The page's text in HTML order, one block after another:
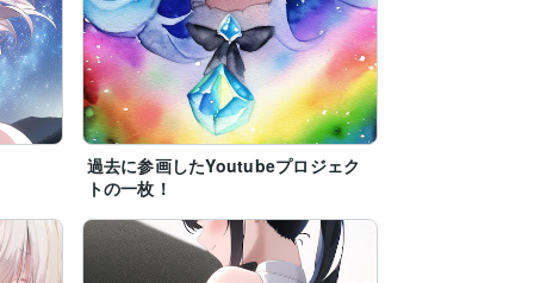
過去に参画したYoutubeプロジェク
トの一枚！